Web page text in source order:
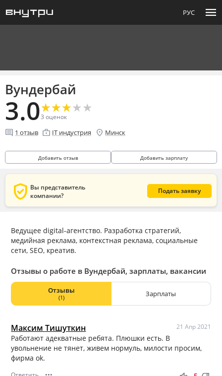
РУС menu
Вундербай
3.0★
★★
★★
★★
★★
★
3 оценок
comment 1 отзыв enterprise IT индустрия location_on Минск
Добавить отзыв Добавить зарплату
verified_user Вы представитель
компании?
Подать заявку
Ведущее digital-агентство. Разработка стратегий,
медийная реклама, контекстная реклама, социальные
сети, SEO, креатив.
Отзывы о работе в Вундербай, зарплаты, вакансии
Отзывы
(1) Зарплаты
Максим Тишуткин 21 Апр 2021
Работают адекватные ребята. Плюшки есть. В
увольнение не тянет, живем нормуль, милости просим,
фирма ok.